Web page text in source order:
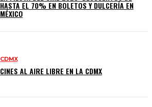
HASTA EL 70% EN BOLETOS Y DULCERÍA EN
MÉXICO
CDMX
CINES AL AIRE LIBRE EN LA CDMX